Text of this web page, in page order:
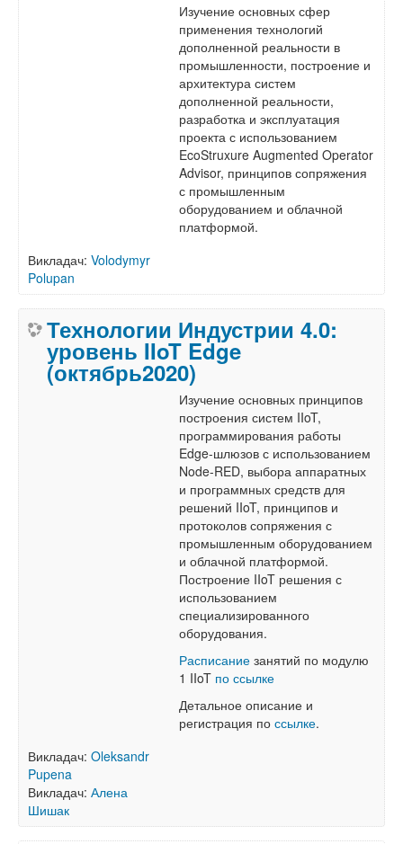
Изучение основных сфер
применения технологий
дополненной реальности в
промышленности, построение и
архитектура систем
дополненной реальности,
разработка и эксплуатация
проекта с использованием
EcoStruxure Augmented Operator
Advisor, принципов сопряжения
с промышленным
оборудованием и облачной
платформой.
Викладач: Volodymyr
Polupan
Технологии Индустрии 4.0:
уровень IIoT Edge
(октябрь2020)
Изучение основных принципов
построения систем IIoT,
программирования работы
Edge-шлюзов с использованием
Node-RED, выбора аппаратных
и программных средств для
решений IIoT, принципов и
протоколов сопряжения с
промышленным оборудованием
и облачной платформой.
Построение IIoT решения с
использованием
специализированного
оборудования.
Расписание занятий по модулю
1 IIoT по ссылке
Детальное описание и
регистрация поссылке.
Викладач: Oleksandr
Pupena
Викладач: Алена
Шишак